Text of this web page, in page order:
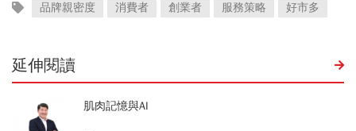
品牌親密度 消費者 創業者 服務策略 好市多
延伸閱讀
肌肉記憶與AI